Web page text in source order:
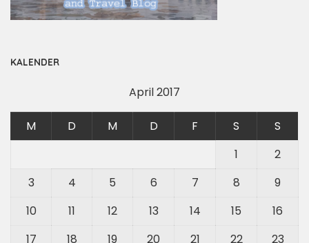
KALENDER
April 2017
M D M D F S
S
1
2
3
4 5 6 7 8
9
10
11 12 13 14 15
16
17
18 19 20 21 22 23